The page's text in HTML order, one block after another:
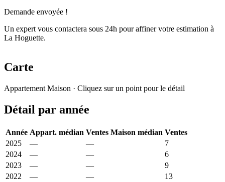
Demande envoyée !
Un expert vous contactera sous 24h pour affiner votre estimation à
La Hoguette.
Carte
−
Appartement Maison · Cliquez sur un point pour le détail
Détail par année
Année Appart. médian Ventes Maison médian Ventes
2025
— —
7
2024
— —
6
2023
— —
9
2022
— —
13